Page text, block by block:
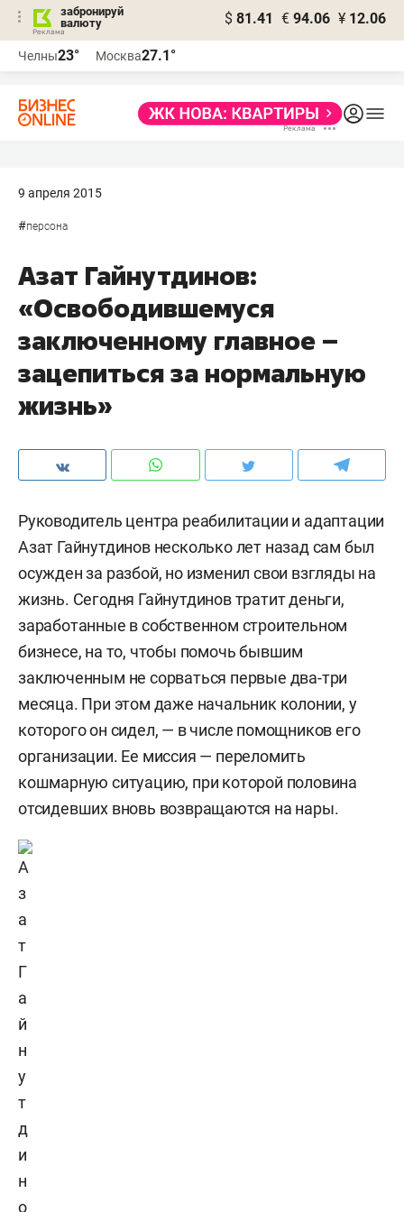
забронируй
валюту
$ 81.41 € 94.06 ¥ 12.06
Челны23° Москва27.1°
9 апреля 2015
#персона
Азат Гайнутдинов:
«Освободившемуся
заключенному главное –
зацепиться за нормальную
жизнь»
Руководитель центра реабилитации и адаптации
Азат Гайнутдинов несколько лет назад сам был
осужден за разбой, но изменил свои взгляды на
жизнь. Сегодня Гайнутдинов тратит деньги,
заработанные в собственном строительном
бизнесе, на то, чтобы помочь бывшим
заключенным не сорваться первые два-три
месяца. При этом даже начальник колонии, у
которого он сидел, — в числе помощников его
организации. Ее миссия — переломить
кошмарную ситуацию, при которой половина
отсидевших вновь возвращаются на нары.